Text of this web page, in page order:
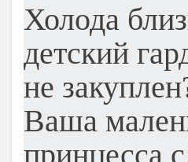
Холода
детский
не
Ваша
принцесса